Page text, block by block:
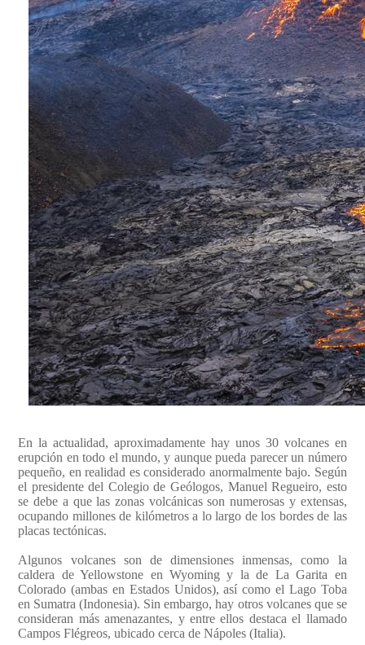
Conoce cual es el mejor calentador solar de
México
En la actualidad, aproximadamente hay unos 30 volcanes en
erupción en todo el mundo, y aunque pueda parecer un número
pequeño, en realidad es considerado anormalmente bajo. Según
el presidente del Colegio de Geólogos, Manuel Regueiro, esto
se debe a que las zonas volcánicas son numerosas y extensas,
ocupando millones de kilómetros a lo largo de los bordes de las
placas tectónicas.
Algunos volcanes son de dimensiones inmensas, como la
caldera de Yellowstone en Wyoming y la de La Garita en
Colorado (ambas en Estados Unidos), así como el Lago Toba
en Sumatra (Indonesia). Sin embargo, hay otros volcanes que se
consideran más amenazantes, y entre ellos destaca el llamado
Campos Flégreos, ubicado cerca de Nápoles (Italia).